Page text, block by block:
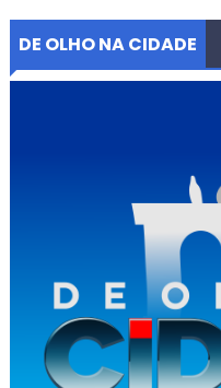
DE OLHO NA CIDADE